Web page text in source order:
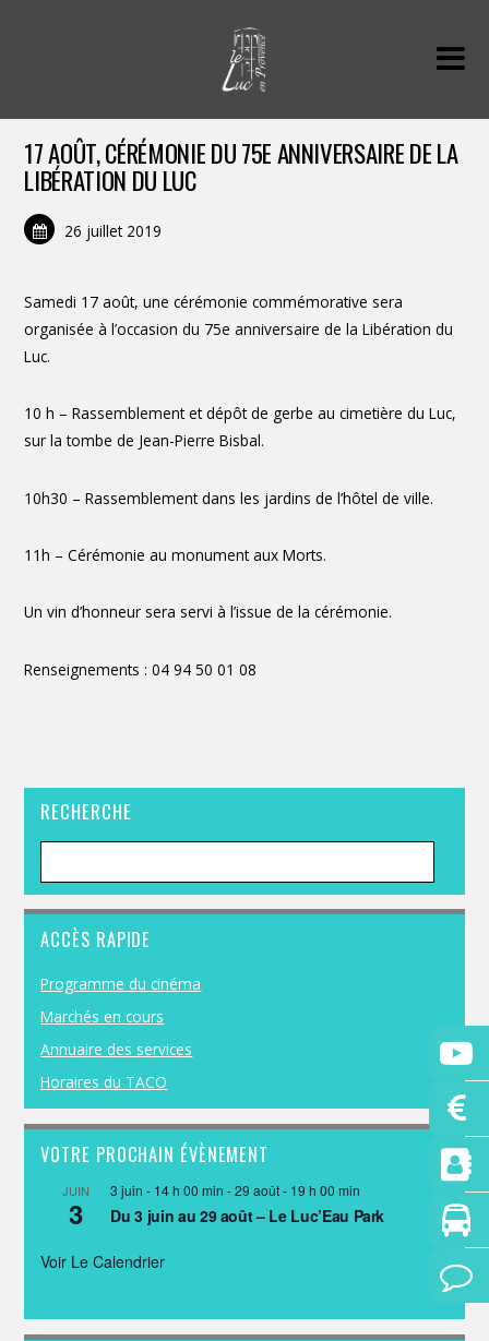
17 AOÛT, CÉRÉMONIE DU 75E ANNIVERSAIRE DE LA
LIBÉRATION DU LUC
26 juillet 2019
Samedi 17 août, une cérémonie commémorative sera
organisée à l’occasion du 75e anniversaire de la Libération du
Luc.
10 h – Rassemblement et dépôt de gerbe au cimetière du Luc,
sur la tombe de Jean-Pierre Bisbal.
10h30 – Rassemblement dans les jardins de l’hôtel de ville.
11h – Cérémonie au monument aux Morts.
Un vin d’honneur sera servi à l’issue de la cérémonie.
Renseignements : 04 94 50 01 08
RECHERCHE
ACCÈS RAPIDE
Programme du cinéma
Marchés en cours
Annuaire des services
Horaires du TACO
VOTRE PROCHAIN ÉVÈNEMENT
JUIN
3
3 juin - 14 h 00 min -29 août - 19 h 00 min
Du 3 juin au 29 août – Le Luc’Eau Park
Voir Le Calendrier